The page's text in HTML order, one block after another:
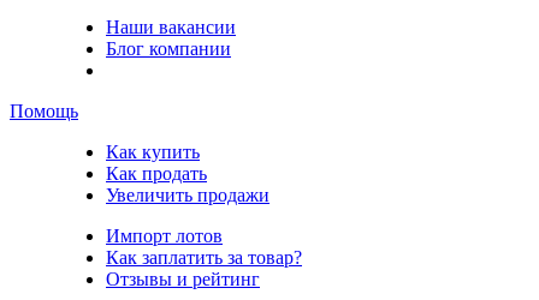
Наши вакансии
Блог компании
Помощь
Как купить
Как продать
Увеличить продажи
Импорт лотов
Как заплатить за товар?
Отзывы и рейтинг